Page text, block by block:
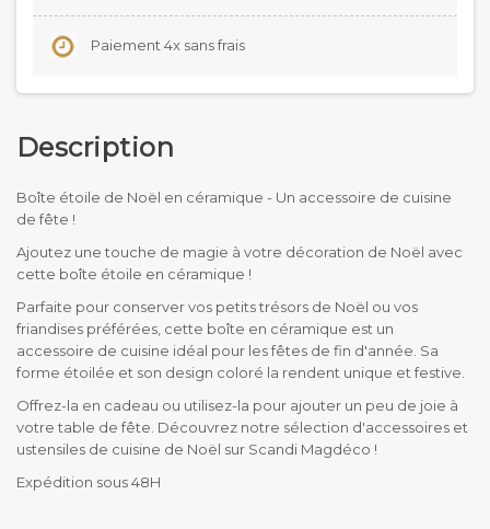
Paiement 4x sans frais
Description
Boîte étoile de Noël en céramique - Un accessoire de cuisine
de fête !
Ajoutez une touche de magie à votre décoration de Noël avec
cette boîte étoile en céramique !
Parfaite pour conserver vos petits trésors de Noël ou vos
friandises préférées, cette boîte en céramique est un
accessoire de cuisine idéal pour les fêtes de fin d'année. Sa
forme étoilée et son design coloré la rendent unique et festive.
Offrez-la en cadeau ou utilisez-la pour ajouter un peu de joie à
votre table de fête. Découvrez notre sélection d'accessoires et
ustensiles de cuisine de Noël sur Scandi Magdéco !
Expédition sous 48H